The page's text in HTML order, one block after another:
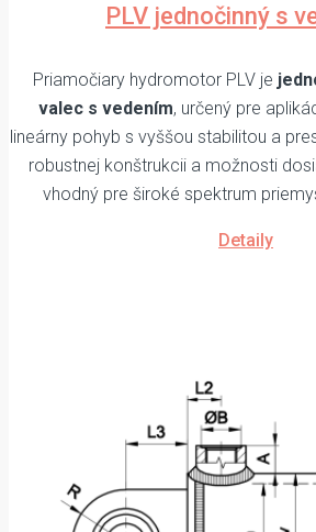
PLV jednočinný s
Priamočiary hydromotor PLV je
valec s vedením, určený pre
lineárny pohyb s vyššou stabilitou a
robustnej konštrukcii a možnosti
vhodný pre široké spektrum
Detaily